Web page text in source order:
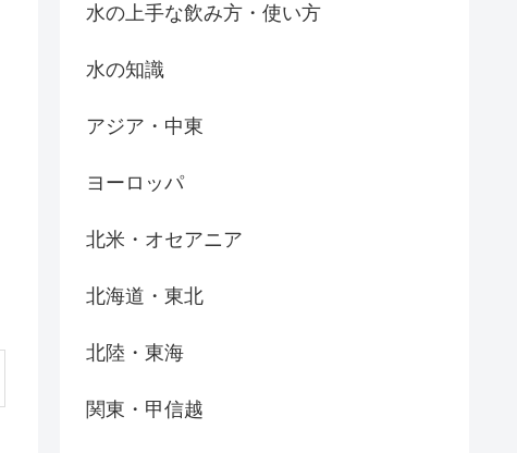
水の上手な飲み方・使い方
水の知識
アジア・中東
ヨーロッパ
北米・オセアニア
北海道・東北
北陸・東海
関東・甲信越